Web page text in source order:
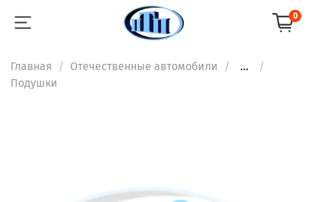
0
Главная Отечественные автомобили
...
Подушки